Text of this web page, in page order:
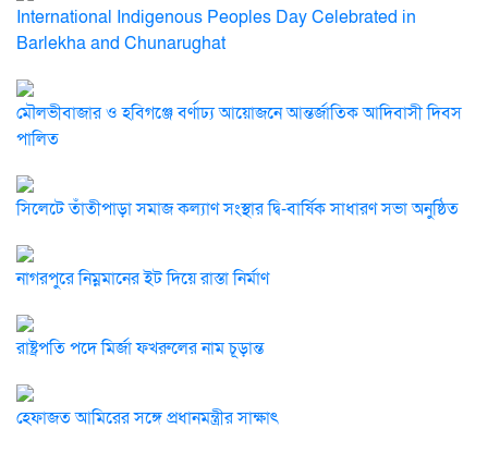
International Indigenous Peoples Day Celebrated in
Barlekha and Chunarughat
মৌলভীবাজার ও হবিগঞ্জে বর্ণাঢ্য আয়োজনে আন্তর্জাতিক আদিবাসী দিবস
পালিত
সিলেটে তাঁতীপাড়া সমাজ কল্যাণ সংস্থার দ্বি-বার্ষিক সাধারণ সভা অনুষ্ঠিত
নাগরপুরে নিম্নমানের ইট দিয়ে রাস্তা নির্মাণ
রাষ্ট্রপতি পদে মির্জা ফখরুলের নাম চূড়ান্ত
হেফাজত আমিরের সঙ্গে প্রধানমন্ত্রীর সাক্ষাৎ